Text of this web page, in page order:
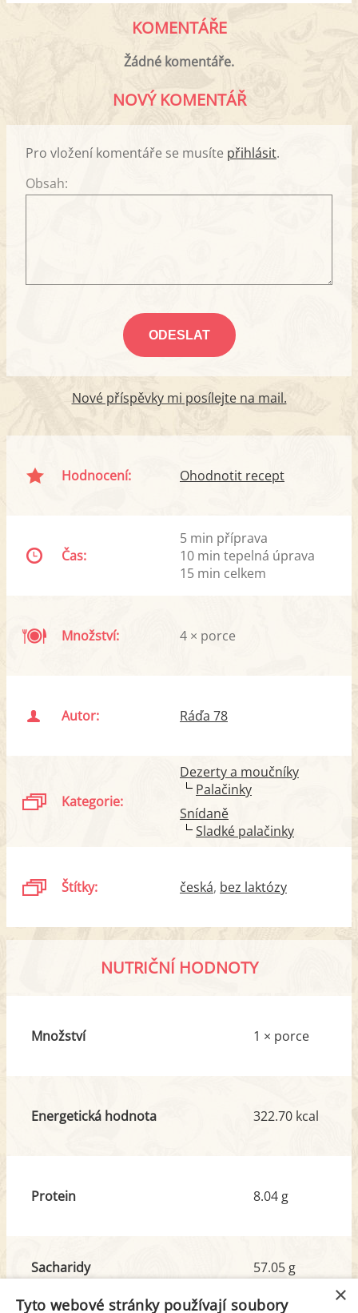
KOMENTÁŘE
Žádné komentáře.
NOVÝ KOMENTÁŘ
Pro vložení komentáře se musíte přihlásit.
Obsah:
Nové příspěvky mi posílejte na mail.
Hodnocení: Ohodnotit recept
Čas:
5 min příprava
10 min tepelná úprava
15 min celkem
Množství: 4 × porce
Autor: Ráďa 78
Kategorie:
Dezerty a moučníky
Palačinky
Snídaně
Sladké palačinky
Štítky: česká bez laktózy
NUTRIČNÍ HODNOTY
Množství 1 × porce
Energetická hodnota 322.70 kcal
Protein 8.04 g
Sacharidy
z toho cukr
57.05 g
38.06 g
×
Tyto webové stránky používají soubory